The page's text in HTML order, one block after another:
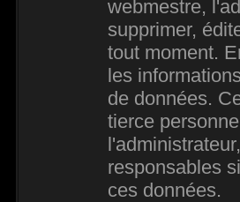
webmestre,
supprimer,
tout moment.
les
de données.
tierce
responsables
ces données.